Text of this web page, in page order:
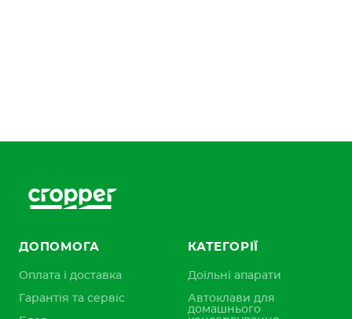
ДОПОМОГА
Оплата і доставка
Гарантія та сервіс
КАТЕГОРІЇ
Доїльні апарати
Автоклави для
домашнього